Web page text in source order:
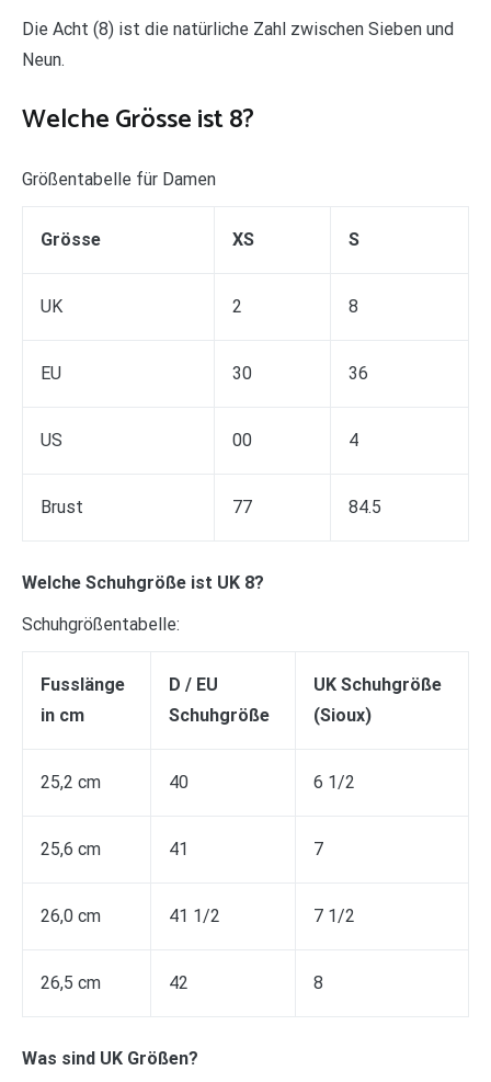
Die Acht (8) ist die natürliche Zahl zwischen Sieben und
Neun.
Welche Grösse ist 8?
Größentabelle für Damen
Grösse XS S
UK 2 8
EU 30 36
US 00 4
Brust 77 84.5
Welche Schuhgröße ist UK 8?
Schuhgrößentabelle:
Fusslänge
in cm
D / EU
Schuhgröße
UK Schuhgröße
(Sioux)
25,2 cm 40 6 1/2
25,6 cm 41 7
26,0 cm 41 1/2 7 1/2
26,5 cm 42 8
Was sind UK Größen?